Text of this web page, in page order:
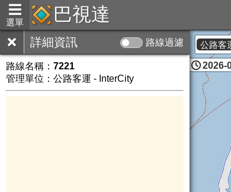
選單 巴視達
詳細資訊 路線過濾
路線名稱： 7221
管理單位：公路客運 - InterCity
公路客
2026-